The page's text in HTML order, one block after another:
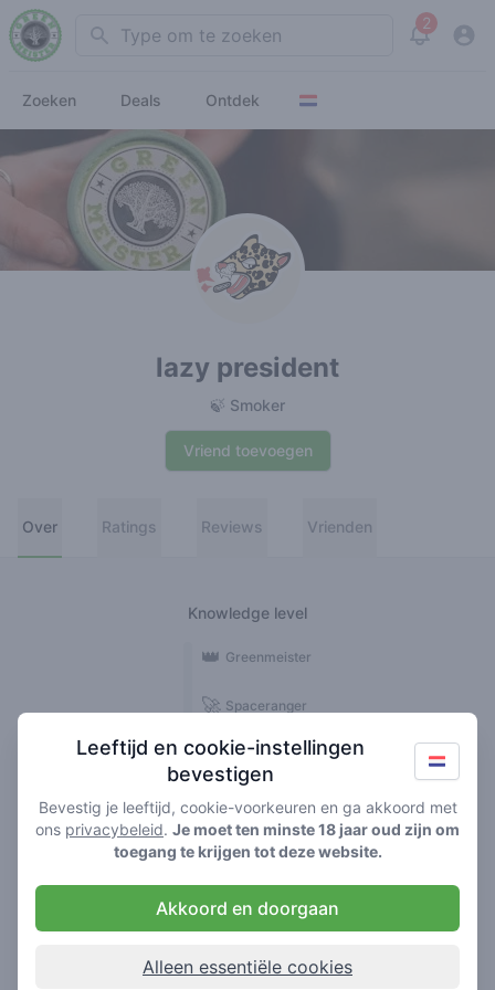
Search 2
View
Zoeken Deals Ontdek
lazy president
🍃 Smoker
Vriend toevoegen
Over Ratings Reviews Vrienden
Knowledge level
🍃 Smoker
🌱 Roller
🥦 Stoner
🚀 Spaceranger
👑 Greenmeister
Reviews
Leeftijd en cookie-instellingen
bevestigen
Bevestig je leeftijd, cookie-voorkeuren en ga akkoord met
ons privacybeleid. Je moet ten minste 18 jaar oud zijn om
toegang te krijgen tot deze website.
Akkoord en doorgaan
Alleen essentiële cookies